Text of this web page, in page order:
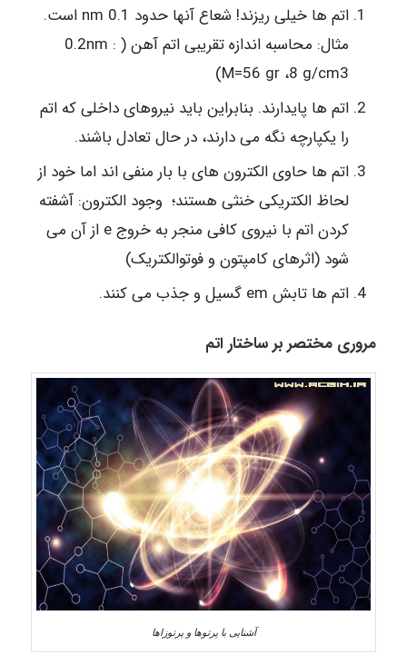
اتم ها خیلی ریزند! شعاع آنها حدود 0.1 nm است.
مثال: محاسبه اندازه تقریبی اتم آهن ( 0.2nm :
(M=56 gr ،8 g/cm3
اتم ها پایدارند. بنابراین باید نیروهای داخلی که اتم
را یکپارچه نگه می دارند، در حال تعادل باشند.
اتم ها حاوی الکترون های با بار منفی اند اما خود از
لحاظ الکتریکی خنثی هستند؛ وجود الکترون: آشفته
کردن اتم با نیروی کافی منجر به خروج e از آن می
شود (اثرهای کامپتون و فوتوالکتریک)
اتم ها تابش em گسیل و جذب می کنند.
مروری مختصر بر ساختار اتم
آشنایی با پرتوها و پرتوزاها